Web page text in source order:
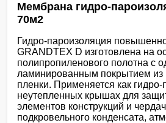
Мембрана гидро-
70м2
Гидро-пароизоляция
GRANDTEX D изготовлена на
полипропиленового полотна с
ламинированным покрытием из
пленки. Применяется как
неутепленных крышах для
элементов конструкций и
подкровельного конденсата,